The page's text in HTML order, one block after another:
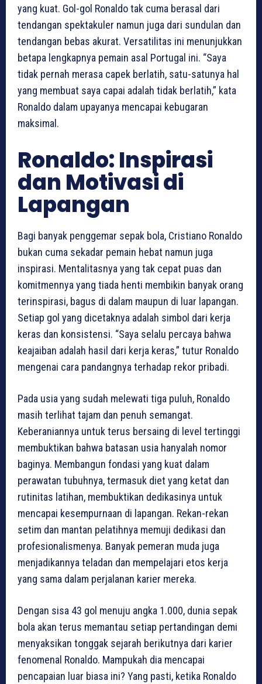
yang kuat. Gol-gol Ronaldo tak cuma berasal dari
tendangan spektakuler namun juga dari sundulan dan
tendangan bebas akurat. Versatilitas ini menunjukkan
betapa lengkapnya pemain asal Portugal ini. “Saya
tidak pernah merasa capek berlatih, satu-satunya hal
yang membuat saya capai adalah tidak berlatih,” kata
Ronaldo dalam upayanya mencapai kebugaran
maksimal.
Ronaldo: Inspirasi
dan Motivasi di
Lapangan
Bagi banyak penggemar sepak bola, Cristiano Ronaldo
bukan cuma sekadar pemain hebat namun juga
inspirasi. Mentalitasnya yang tak cepat puas dan
komitmennya yang tiada henti membikin banyak orang
terinspirasi, bagus di dalam maupun di luar lapangan.
Setiap gol yang dicetaknya adalah simbol dari kerja
keras dan konsistensi. “Saya selalu percaya bahwa
keajaiban adalah hasil dari kerja keras,” tutur Ronaldo
mengenai cara pandangnya terhadap rekor pribadi.
Pada usia yang sudah melewati tiga puluh, Ronaldo
masih terlihat tajam dan penuh semangat.
Keberaniannya untuk terus bersaing di level tertinggi
membuktikan bahwa batasan usia hanyalah nomor
baginya. Membangun fondasi yang kuat dalam
perawatan tubuhnya, termasuk diet yang ketat dan
rutinitas latihan, membuktikan dedikasinya untuk
mencapai kesempurnaan di lapangan. Rekan-rekan
setim dan mantan pelatihnya memuji dedikasi dan
profesionalismenya. Banyak pemeran muda juga
menjadikannya teladan dan mempelajari etos kerja
yang sama dalam perjalanan karier mereka.
Dengan sisa 43 gol menuju angka 1.000, dunia sepak
bola akan terus memantau setiap pertandingan demi
menyaksikan tonggak sejarah berikutnya dari karier
fenomenal Ronaldo. Mampukah dia mencapai
pencapaian luar biasa ini? Yang pasti, ketika Ronaldo